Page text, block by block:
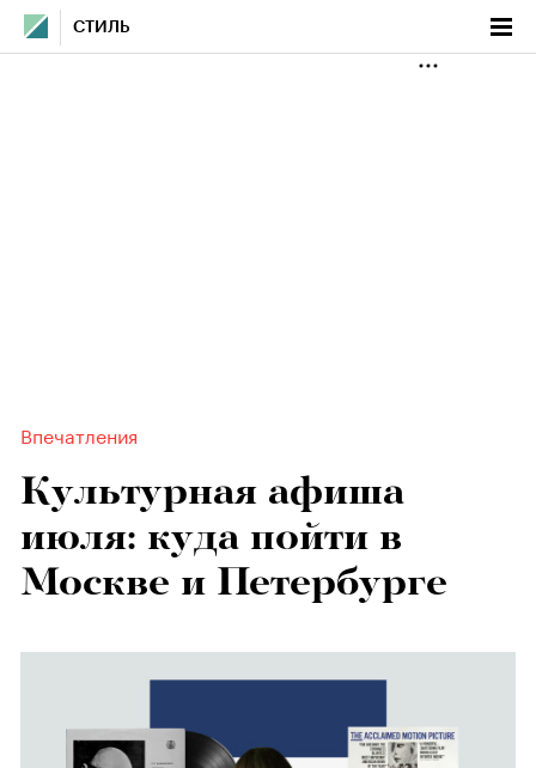
СТИЛЬ
Впечатления
Культурная афиша
июля: куда пойти в
Москве и Петербурге